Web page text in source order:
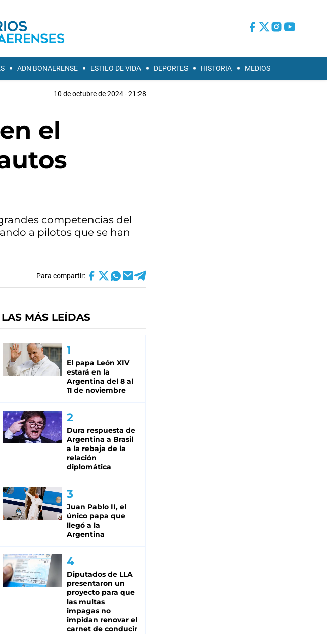
ADN BONAERENSE ESTILO DE VIDA DEPORTES HISTORIA MEDIOS
10 de octubre de 2024 - 21:28
el
competencias del
a pilotos que se han
Para compartir:
LAS MÁS LEÍDAS
El papa León XIV
estará en la
Argentina del 8 al
11 de noviembre
Dura respuesta de
Argentina a Brasil
a la rebaja de la
relación
diplomática
Juan Pablo II, el
único papa que
llegó a la
Argentina
Diputados de LLA
presentaron un
proyecto para que
las multas
impagas no
impidan renovar el
carnet de conducir